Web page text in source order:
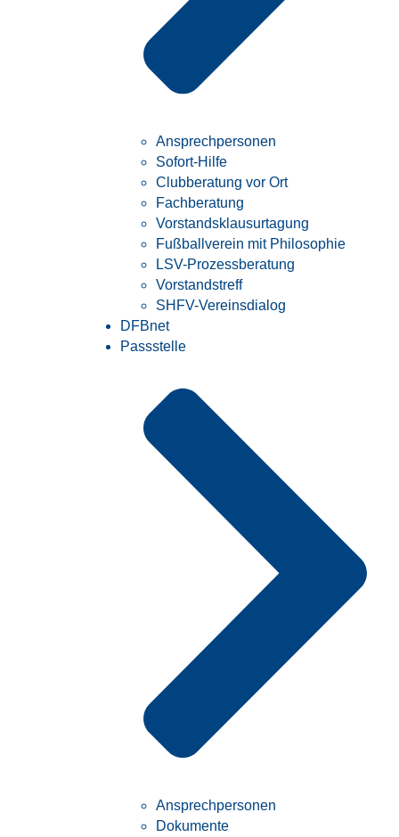
Ansprechpersonen
Sofort-Hilfe
Clubberatung vor Ort
Fachberatung
Vorstandsklausurtagung
Fußballverein mit Philosophie
LSV-Prozessberatung
Vorstandstreff
SHFV-Vereinsdialog
DFBnet
Passstelle
Ansprechpersonen
Dokumente